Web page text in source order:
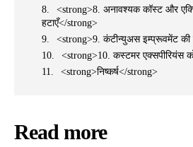
<strong>8. अनावश्यक कॉस्ट और
हटाएँ</strong>
<strong>9. कंटीन्युअस इम्प्रूवमेंट की
<strong>10. कस्टमर एक्सपीरियंस
<strong>निष्कर्ष</strong>
Read more